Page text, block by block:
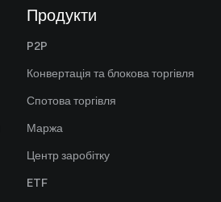
Продукти
P2P
Конвертація та блокова торгівля
Спотова торгівля
Маржа
Центр заробітку
ETF